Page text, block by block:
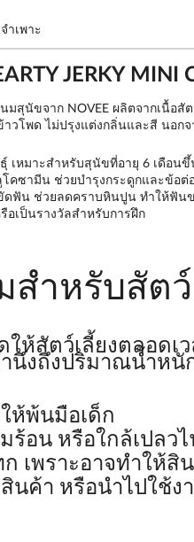
ำเพาะ
JERKY MINI
สุนัขจาก NOVEE ผลิตจากเนื้อ
วโพด ไม่ปรุงแต่งกลิ่นและสี นอก
หมาะสำหรับสุนัขที่อายุ 6 เดือนขึ้
คซามีน ช่วยบำรุงกระดูกและข้อต่
ดฟัน ช่วยลดคราบหินปูน ทำให้ฟัน
อเป็นรางวัลสำหรับการฝึก
สำหรับสัตว์
ให้สัตว์เลี้ยงตลอดเ
นึงถึงปริมาณน้ำหนั
ห้พ้นมือเด็ก
ร้อน หรือใกล้เปลว
เพราะอาจทำให้สิ
นค้า หรือนำไปใช้ง